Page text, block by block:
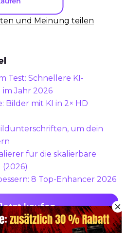
und Meinung teilen
Test: Schnellere KI-
Jahr 2026
Bilder mit KI in 2× HD
um dein
für die skalierbare
8 Top-Enhancer 2026
kaufen